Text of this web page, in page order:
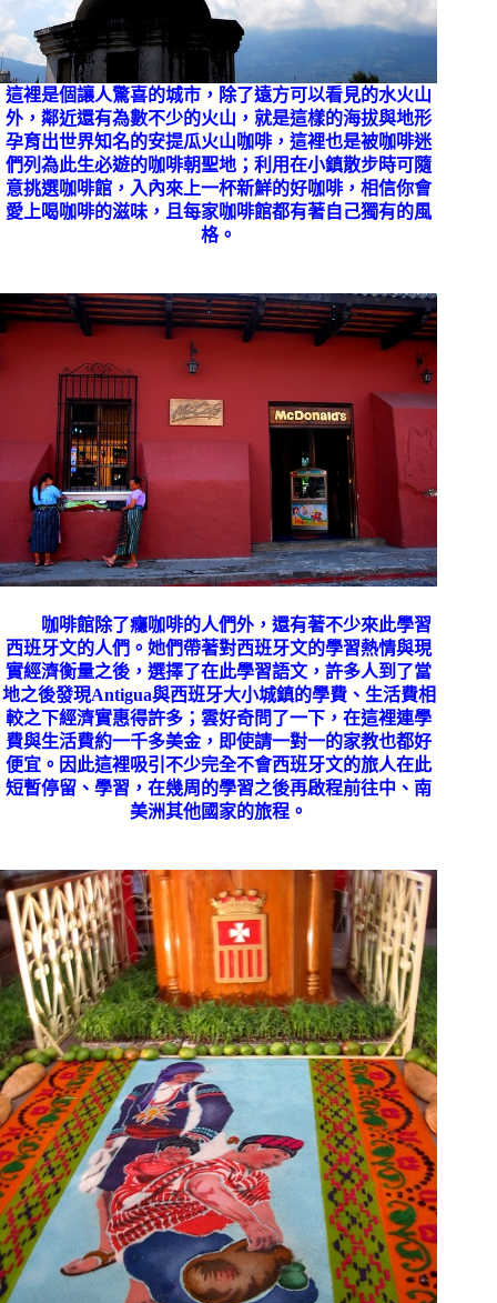
這裡是個讓人驚喜的城市，除了遠方可以看見的水火山
外，鄰近還有為數不少的火山，就是這樣的海拔與地形
孕育出世界知名的安提瓜火山咖啡，這裡也是被咖啡迷
們列為此生必遊的咖啡朝聖地；利用在小鎮散步時可隨
意挑選咖啡館，入內來上一杯新鮮的好咖啡，相信你會
愛上喝咖啡的滋味，且每家咖啡館都有著自己獨有的風
格。
咖啡館除了癮咖啡的人們外，還有著不少來此學習
西班牙文的人們。她們帶著對西班牙文的學習熱情與現
實經濟衡量之後，選擇了在此學習語文，許多人到了當
地之後發現Antigua與西班牙大小城鎮的學費、生活費相
較之下經濟實惠得許多；雲好奇問了一下，在這裡連學
費與生活費約一千多美金，即使請一對一的家教也都好
便宜。因此這裡吸引不少完全不會西班牙文的旅人在此
短暫停留、學習，在幾周的學習之後再啟程前往中、南
美洲其他國家的旅程。